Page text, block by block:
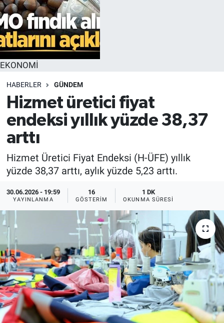
EKONOMİ
HABERLER GÜNDEM
Hizmet üretici fiyat
endeksi yıllık yüzde 38,37
arttı
Hizmet Üretici Fiyat Endeksi (H-ÜFE) yıllık
yüzde 38,37 arttı, aylık yüzde 5,23 arttı.
30.06.2026 - 19:59
YAYINLANMA
16
GÖSTERIM
1 DK
OKUNMA SÜRESI